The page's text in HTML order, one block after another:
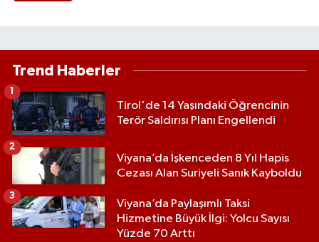
Trend Haberler
Tirol'de 14 Yaşındaki Öğrencinin
Terör Saldırısı Planı Engellendi
1
Viyana’da İşkenceden 8 Yıl Hapis
Cezası Alan Suriyeli Sanık Kayboldu
2
Viyana’da Paylaşımlı Taksi
Hizmetine Büyük İlgi: Yolcu Sayısı
Yüzde 70 Arttı
3